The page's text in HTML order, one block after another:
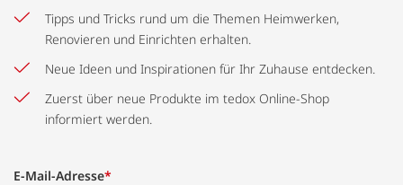
Tipps und Tricks rund um die Themen Heimwerken,
Renovieren und Einrichten erhalten.
Neue Ideen und Inspirationen für Ihr Zuhause entdecken.
Zuerst über neue Produkte im tedox Online-Shop
informiert werden.
E-Mail-Adresse*